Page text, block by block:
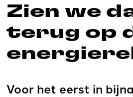
Zien we
terug op
Voor het eerst in